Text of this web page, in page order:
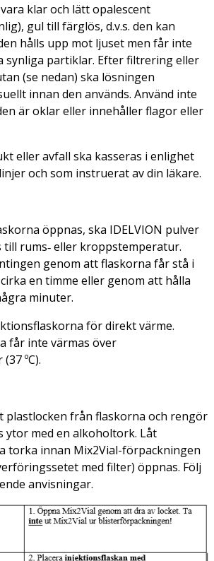
klar och lätt opalescent
gul till färglös, d.v.s. den kan
hålls upp mot ljuset men får inte
synliga partiklar. Efter filtrering eller
(se nedan) ska lösningen
innan den används. Använd inte
är oklar eller innehåller flagor eller
eller avfall ska kasseras i enlighet
och som instruerat av din läkare.
öppnas, ska IDELVION pulver
till rums‑ eller kroppstemperatur.
genom att flaskorna får stå i
en timme eller genom att hålla
minuter.
för direkt värme.
får inte värmas över
ºC).
plastlocken från flaskorna och rengör
ytor med en alkoholtork. Låt
torka innan Mix2Vial-förpackningen
med filter) öppnas. Följ
anvisningar.